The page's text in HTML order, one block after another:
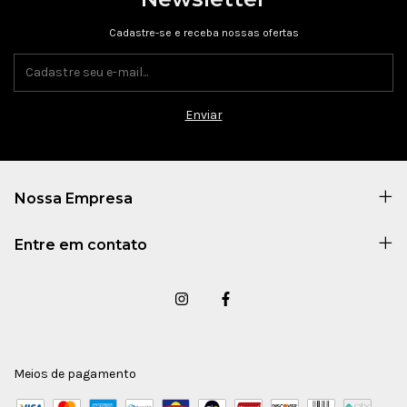
Cadastre-se e receba nossas ofertas
Nossa Empresa
Entre em contato
Meios de pagamento